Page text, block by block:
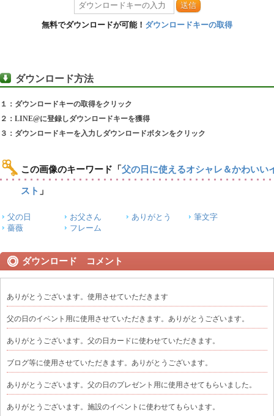
送信
無料でダウンロードが可能！ ダウンロードキーの取得
ダウンロード方法
１：ダウンロードキーの取得をクリック
２：LINE@に登録しダウンロードキーを獲得
３：ダウンロードキーを入力しダウンロードボタンをクリック
この画像のキーワード 「 父の日に使えるオシャレ＆かわいい
スト 」
父の日 お父さん ありがとう
筆文字
薔薇
フレーム
ダウンロード コメント
ありがとうございます。使用させていただきます
父の日のイベント用に使用させていただきます。ありがとうございます。
ありがとうございます。父の日カードに使わせていただきます。
ブログ等に使用させていただきます。ありがとうございます。
ありがとうございます。父の日のプレゼント用に使用させてもらいました。
ありがとうございます。施設のイベントに使わせてもらいます。